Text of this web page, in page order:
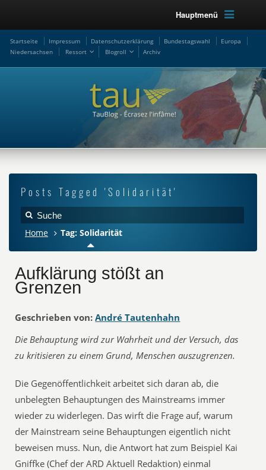
Hauptmenü
Startseite Impressum Datenschutzerklärung Bundestagswahl
Europa
Niedersachsen
Ressort Blogroll Archiv
Posts Tagged 'Solidarität'
Home Tag: Solidarität
Aufklärung stößt an
Grenzen
Geschrieben von: André Tautenhahn
Die Behauptung wird zur Wahrheit und der Versuch, das
zu kritisieren zu einem Grund, Menschen auszugrenzen.
Die Gegenöffentlichkeit arbeitet sich daran ab, die
unbelegten Behauptungen des Mainstreams immer
wieder zu widerlegen. Das wirft die Frage auf, warum
der Mainstream seine Behauptungen eigentlich nicht
beweisen muss. Nun, die Antwort hat zum Beispiel Kai
Gniffke (Chef der ARD Aktuell Redaktion) einmal